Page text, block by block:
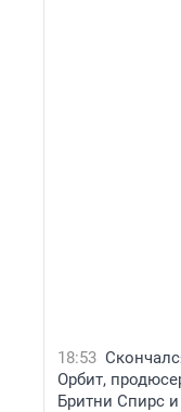
18:53
Орбит,
Бритни Спирс